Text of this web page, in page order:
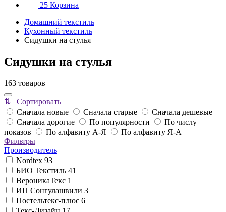
25 Корзина
Домашний текстиль
Кухонный текстиль
Сидушки на стулья
Сидушки на стулья
163 товаров
⇅ Сортировать
Сначала новые
Сначала старые
Сначала дешевые
Сначала дорогие
По популярности
По числу
показов
По алфавиту А-Я
По алфавиту Я-А
Фильтры
Производитель
Nordtex 93
БИО Текстиль 41
ВероникаТекс 1
ИП Сонгулашвили 3
Постельтекс-плюс 6